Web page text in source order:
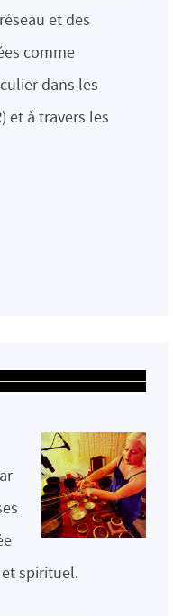
et des
comme
dans les
et à travers les
spirituel.